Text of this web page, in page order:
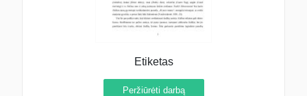
Etiketas
Peržiūrėti darbą